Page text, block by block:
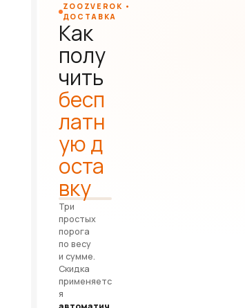
ZOOZVEROK •
ДОСТАВКА
Как
полу
чить
бесп
латн
ую д
оста
вку
Три
простых
порога
по весу
и сумме.
Скидка
применяетс
я